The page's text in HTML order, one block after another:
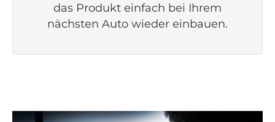
das Produkt einfach bei Ihrem
nächsten Auto wieder einbauen.